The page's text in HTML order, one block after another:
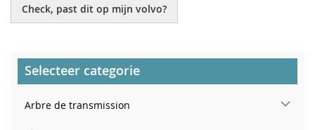
Check, past dit op mijn volvo?
Selecteer categorie
Arbre de transmission